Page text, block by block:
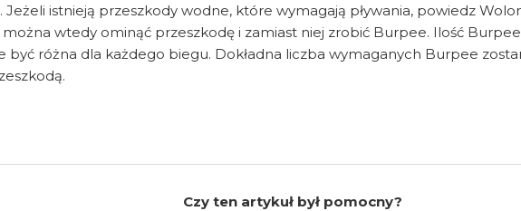
Jeżeli istnieją przeszkody wodne, które wymagają pływania, powiedz
można wtedy ominąć przeszkodę i zamiast niej zrobić Burpee. Ilość
być różna dla każdego biegu. Dokładna liczba wymaganych Burpee
Czy ten artykuł był pomocny?